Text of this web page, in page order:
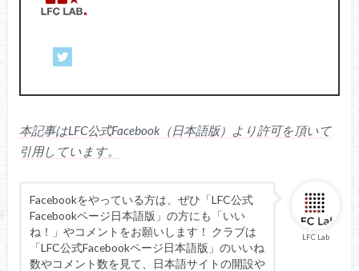
本記事はLFC公式Facebook（日本語版）より許可を頂いて
引用しています。
LFC Lab
Facebookをやっている方は、ぜひ「LFC公式
Facebookページ日本語版」の方にも「いい
ね！」やコメントをお願いします！ クラブは
「LFC公式Facebookページ日本語版」のいいね
数やコメント数を見て、日本語サイトの開設や